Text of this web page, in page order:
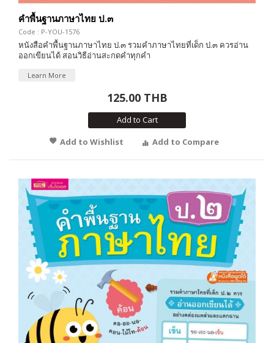
คำพื้นฐานภาษาไทย ป.๓
Code : P-YOU-1576
หนังสือคำพื้นฐานภาษาไทย ป.๓ รวมคำภาษาไทยที่เด็ก ป.๓ ควรอ่าน
ออกเขียนได้ สอนวิธีอ่านสะกดคำทุกคำ
Learn More
125.00 THB
Add to Cart
Add to Wishlist
Add to Compare